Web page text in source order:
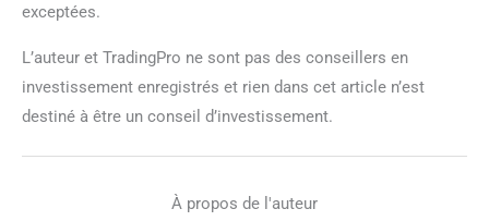
exceptées.
L’auteur et TradingPro ne sont pas des conseillers en
investissement enregistrés et rien dans cet article n’est
destiné à être un conseil d’investissement.
À propos de l'auteur